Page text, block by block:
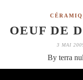
OEUF DE
3 MAI
By terra